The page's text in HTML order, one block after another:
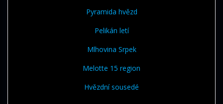
Pyramida hvězd
Pelikán letí
Mlhovina Srpek
Melotte 15 region
Hvězdní sousedé